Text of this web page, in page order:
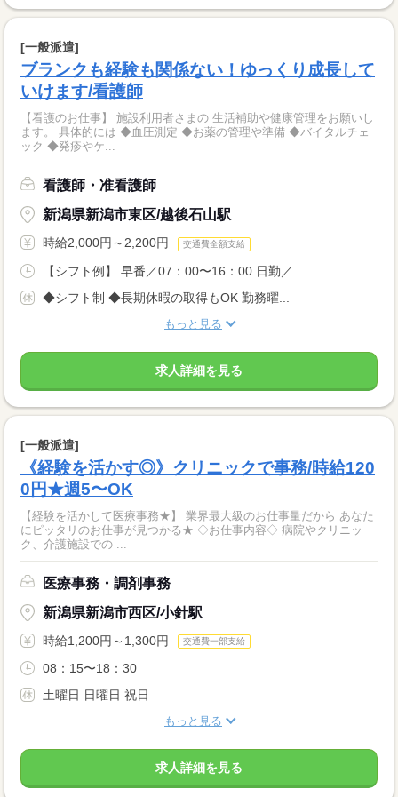
[一般派遣]
ブランクも経験も関係ない！ゆっくり成長して
いけます/看護師
【看護のお仕事】 施設利用者さまの 生活補助や健康管理をお願いし
ます。 具体的には ◆血圧測定 ◆お薬の管理や準備 ◆バイタルチェ
ック ◆発疹やケ...
看護師・准看護師
新潟県新潟市東区/越後石山駅
時給2,000円～2,200円 交通費全額支給
【シフト例】 早番／07：00〜16：00 日勤／...
◆シフト制 ◆長期休暇の取得もOK 勤務曜...
もっと見る
求人詳細を見る
[一般派遣]
《経験を活かす◎》クリニックで事務/時給120
0円★週5〜OK
【経験を活かして医療事務★】 業界最大級のお仕事量だから あなた
にピッタリのお仕事が見つかる★ ◇お仕事内容◇ 病院やクリニッ
ク、介護施設での ...
医療事務・調剤事務
新潟県新潟市西区/小針駅
時給1,200円～1,300円 交通費一部支給
08：15〜18：30
土曜日 日曜日 祝日
もっと見る
求人詳細を見る